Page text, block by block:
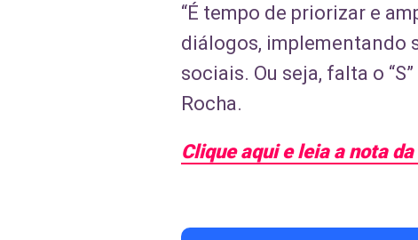
“É tempo de priorizar e
diálogos, implementando
sociais. Ou seja, falta o
Rocha.
Clique aqui e leia a nota